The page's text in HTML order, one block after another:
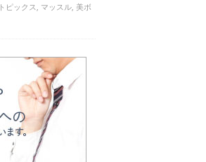
トピックス マッスル, 美ボ